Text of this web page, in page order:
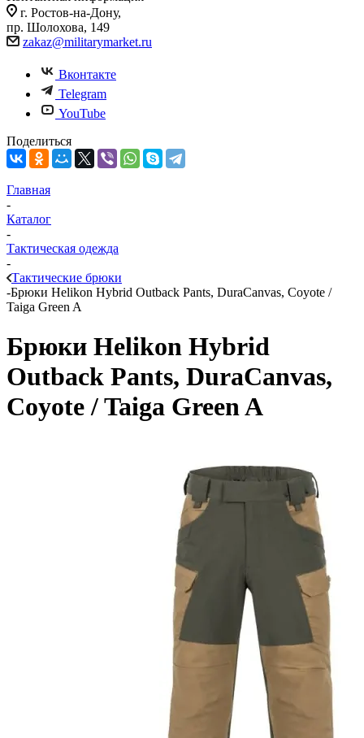
г. Ростов-на-Дону,
пр. Шолохова, 149
zakaz@militarymarket.ru
Вконтакте
Telegram
YouTube
Поделиться
Главная
-
Каталог
-
Тактическая одежда
-
Тактические брюки
-Брюки Helikon Hybrid Outback Pants, DuraCanvas, Coyote /
Taiga Green A
Брюки Helikon Hybrid
Outback Pants, DuraCanvas,
Coyote / Taiga Green A